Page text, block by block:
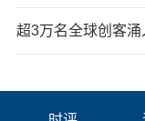
超3万名全球创客